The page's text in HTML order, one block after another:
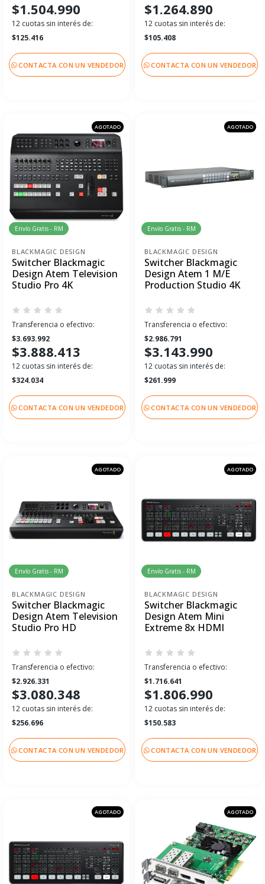
$1.504.990
12 cuotas sin interés de:
$125.416
CONTACTA CON UN VENDEDOR
$1.264.890
12 cuotas sin interés de:
$105.408
CONTACTA CON UN VENDEDOR
AGOTADO
Envío Gratis - RM
BLACKMAGIC DESIGN
Switcher Blackmagic
Design Atem Television
Studio Pro 4K
Transferencia o efectivo:
$3.693.992
$3.888.413
12 cuotas sin interés de:
$324.034
CONTACTA CON UN VENDEDOR
AGOTADO
Envío Gratis - RM
BLACKMAGIC DESIGN
Switcher Blackmagic
Design Atem 1 M/E
Production Studio 4K
Transferencia o efectivo:
$2.986.791
$3.143.990
12 cuotas sin interés de:
$261.999
CONTACTA CON UN VENDEDOR
AGOTADO
Envío Gratis - RM
BLACKMAGIC DESIGN
Switcher Blackmagic
Design Atem Television
Studio Pro HD
Transferencia o efectivo:
$2.926.331
$3.080.348
12 cuotas sin interés de:
$256.696
CONTACTA CON UN VENDEDOR
AGOTADO
Envío Gratis - RM
BLACKMAGIC DESIGN
Switcher Blackmagic
Design Atem Mini
Extreme 8x HDMI
Transferencia o efectivo:
$1.716.641
$1.806.990
12 cuotas sin interés de:
$150.583
CONTACTA CON UN VENDEDOR
AGOTADO AGOTADO